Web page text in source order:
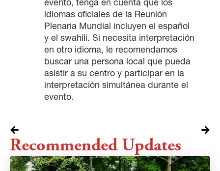
idiomas oficiales de la Reunión
Plenaria Mundial incluyen el español
y el swahili. Si necesita interpretación
en otro idioma, le recomendamos
buscar una persona local que pueda
asistir a su centro y participar en la
interpretación simultánea durante el
evento.
Recommended Updates